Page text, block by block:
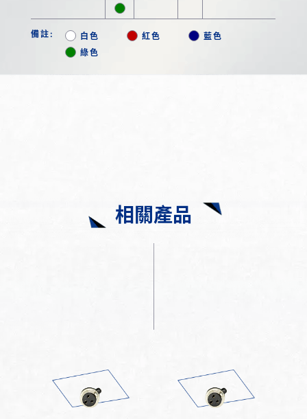
備註: 白色 紅色
藍色
綠色
相關產品